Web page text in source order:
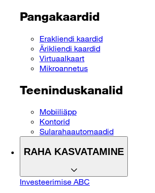
Pangakaardid
Erakliendi kaardid
Ärikliendi kaardid
Virtuaalkaart
Mikroannetus
Teeninduskanalid
Mobiiliäpp
Kontorid
Sularahaautomaadid
RAHA KASVATAMINE
Investeerimise ABC